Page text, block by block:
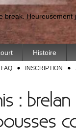
break.
Histoire
FAQ INSCRIPTION
: